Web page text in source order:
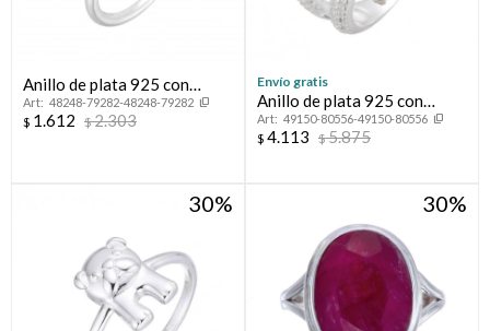
Anillo de plata 925 con
circonias, CRUZ.
48248-79282-48248-79282
$ 1.612 $2.303
Envío gratis
Anillo de plata 925 con
circonias, LAZO.
49150-80556-49150-80556
$ 4.113 $5.875
30 30